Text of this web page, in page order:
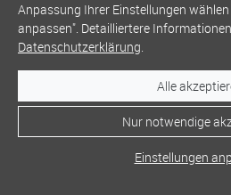
Anpassung Ihrer Einstellungen wählen
anpassen". Detailliertere
Datenschutzerklärung.
Alle
Nur notwendige
Einstellungen